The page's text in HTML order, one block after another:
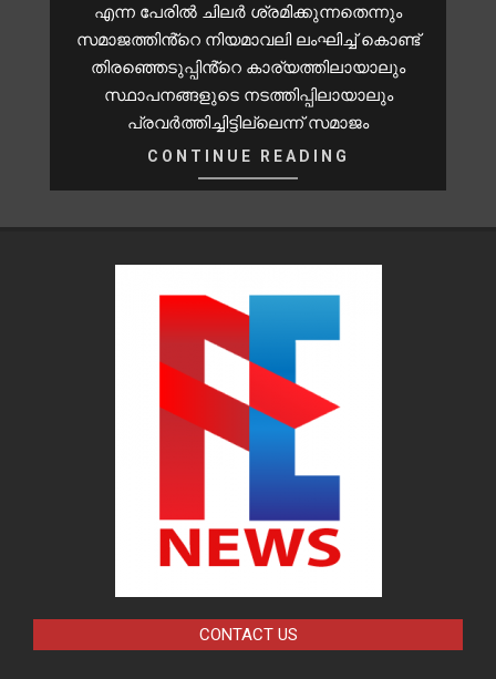
എന്ന പേരിൽ ചിലർ ശ്രമിക്കുന്നതെന്നും
സമാജത്തിൻ്റെ നിയമാവലി ലംഘിച്ച് കൊണ്ട്
തിരഞ്ഞെടുപ്പിൻ്റെ കാര്യത്തിലായാലും
സ്ഥാപനങ്ങളുടെ നടത്തിപ്പിലായാലും
പ്രവർത്തിച്ചിട്ടില്ലെന്ന് സമാജം
CONTINUE READING
CONTACT US